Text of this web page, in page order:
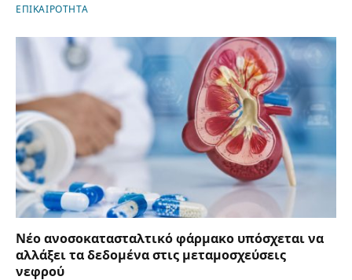
ΕΠΙΚΑΙΡΟΤΗΤΑ
Νέο ανοσοκατασταλτικό φάρμακο υπόσχεται να
αλλάξει τα δεδομένα στις μεταμοσχεύσεις
νεφρού